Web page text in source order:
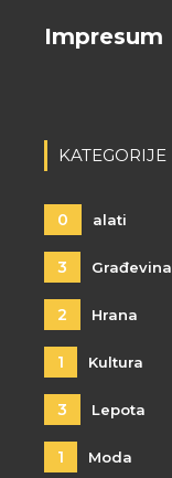
Impresum
0 alati
3
2 Hrana
1 Kultura
3 Lepota
1 Moda